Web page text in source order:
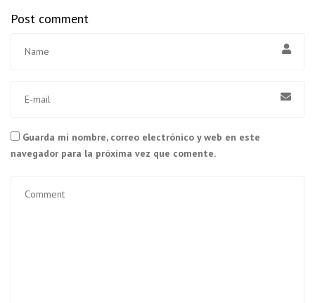
Post comment
Guarda mi nombre, correo electrónico y web en este
navegador para la próxima vez que comente.